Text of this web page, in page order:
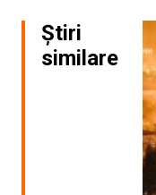
Știri
similare